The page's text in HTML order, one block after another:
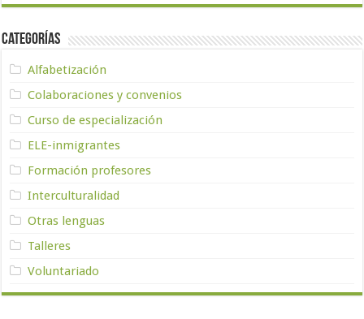
Categorías
Alfabetización
Colaboraciones y convenios
Curso de especialización
ELE-inmigrantes
Formación profesores
Interculturalidad
Otras lenguas
Talleres
Voluntariado